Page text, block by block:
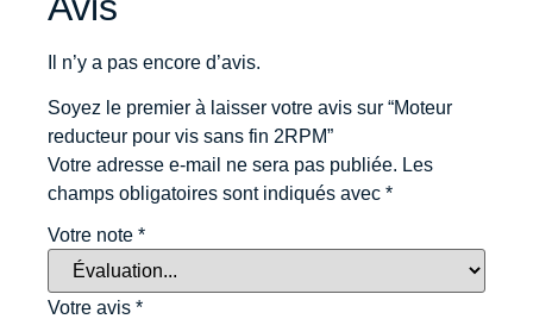
Il n’y a pas encore d’avis.
Soyez le premier à laisser votre avis sur “Moteur
reducteur pour vis sans fin 2RPM”
Votre adresse e-mail ne sera pas publiée. Les
champs obligatoires sont indiqués avec *
Votre note *
Votre avis *